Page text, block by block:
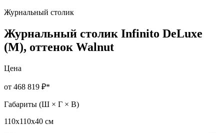
Журнальный столик
Журнальный столик Infinito DeLuxe
(M), оттенок Walnut
Цена
от 468 819 ₽*
Габариты (Ш × Г × В)
110х110х40 см